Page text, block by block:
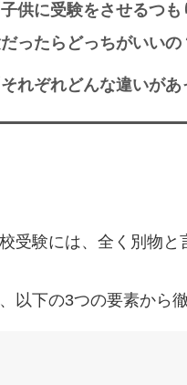
子供に受験をさせるつ
ったらどっちがいいの
それぞれどんな違いが
受験には、全く別物
以下の3つの要素から